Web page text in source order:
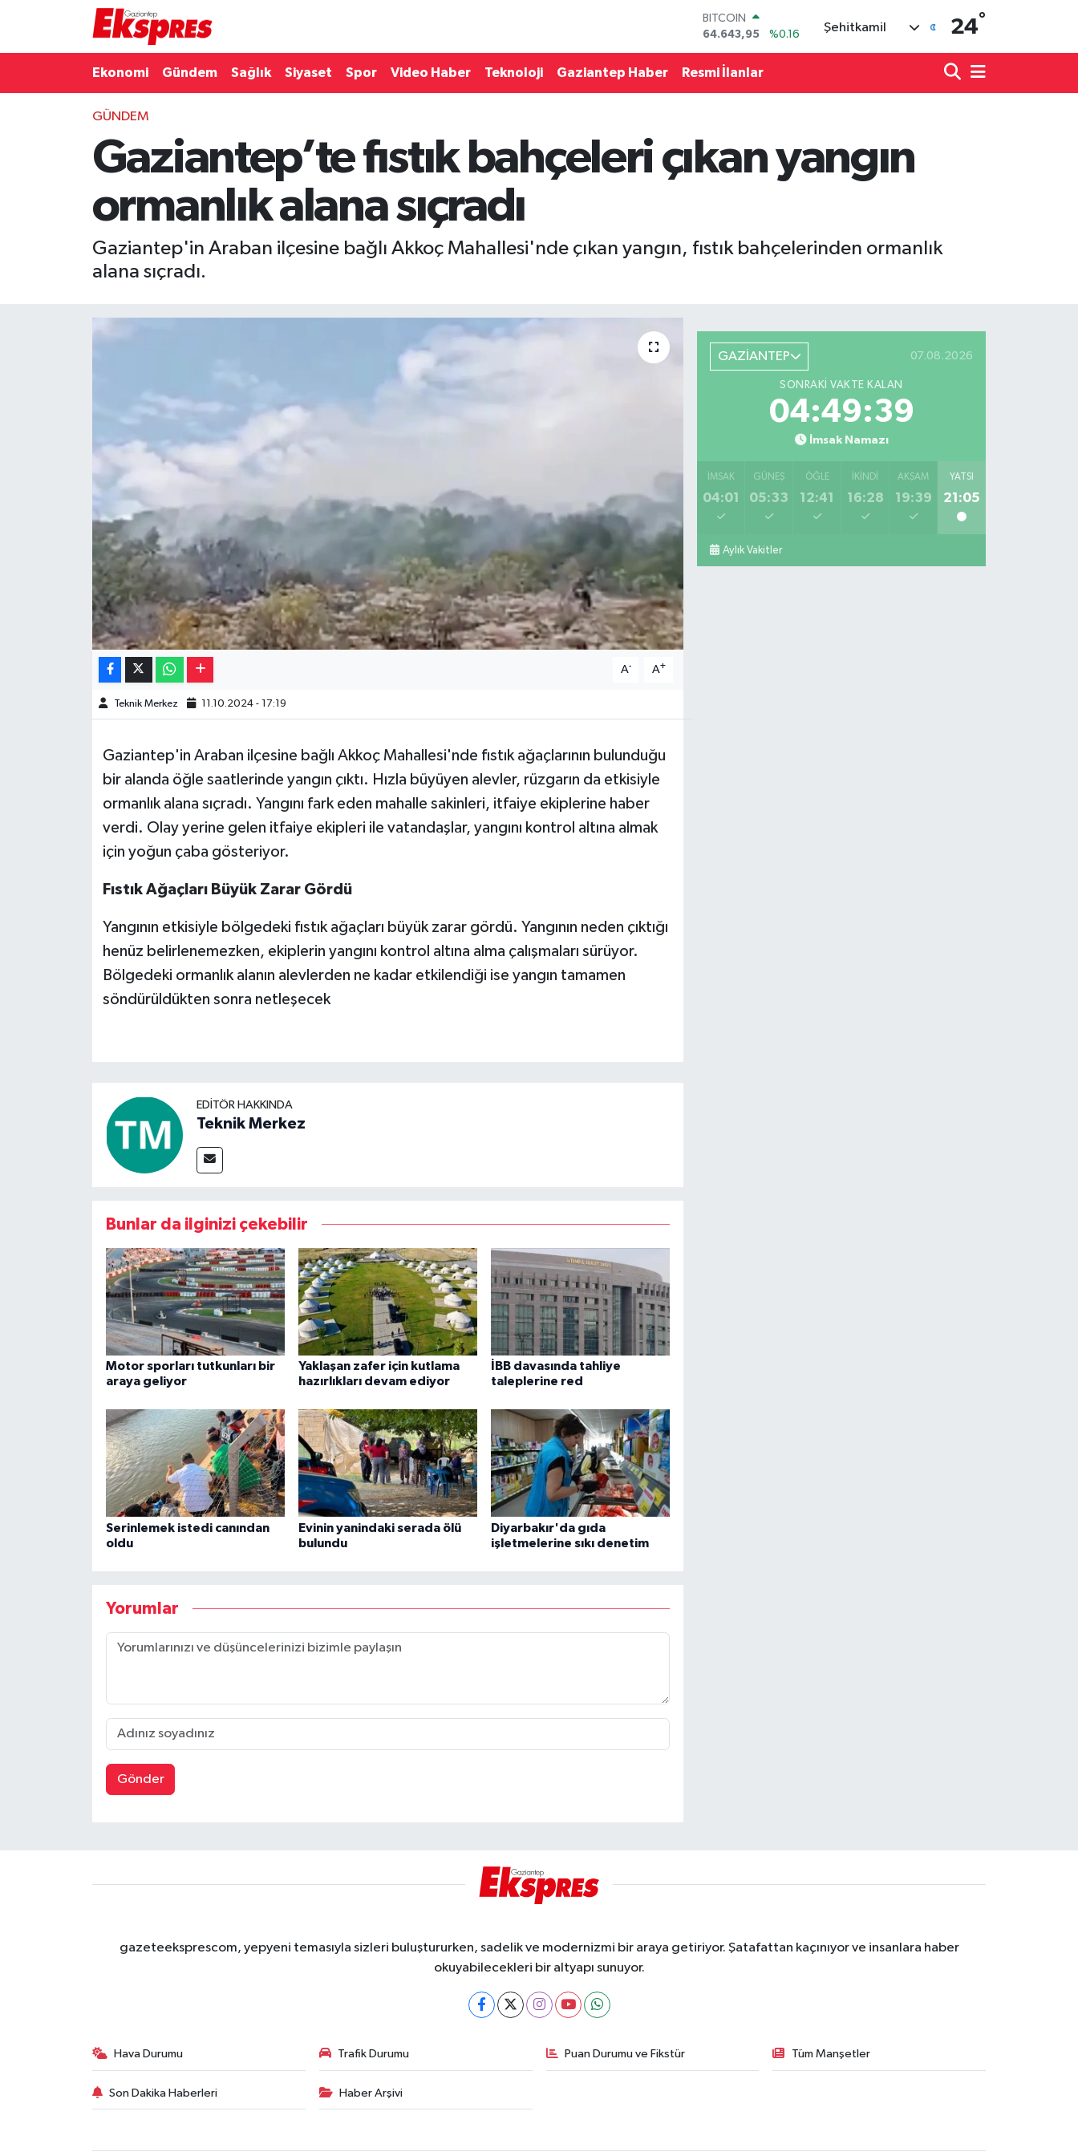
BITCOIN
64.643,95
%0.16
DOLAR
47,6704
GRAM ALTIN
6500.87
%0.12
Şehitkamil 24°
Ekonomi Gündem Sağlık Siyaset Spor Video Haber Teknoloji Gaziantep Haber Resmi İlanlar
GÜNDEM
Gaziantep’te fıstık bahçeleri çıkan yangın
ormanlık alana sıçradı
Gaziantep'in Araban ilçesine bağlı Akkoç Mahallesi'nde çıkan yangın, fıstık bahçelerinden ormanlık
alana sıçradı.
A- A+
Teknik Merkez 11.10.2024 - 17:19
Gaziantep'in Araban ilçesine bağlı Akkoç Mahallesi'nde fıstık ağaçlarının bulunduğu
bir alanda öğle saatlerinde yangın çıktı. Hızla büyüyen alevler, rüzgarın da etkisiyle
ormanlık alana sıçradı. Yangını fark eden mahalle sakinleri, itfaiye ekiplerine haber
verdi. Olay yerine gelen itfaiye ekipleri ile vatandaşlar, yangını kontrol altına almak
için yoğun çaba gösteriyor.
Fıstık Ağaçları Büyük Zarar Gördü
Yangının etkisiyle bölgedeki fıstık ağaçları büyük zarar gördü. Yangının neden çıktığı
henüz belirlenemezken, ekiplerin yangını kontrol altına alma çalışmaları sürüyor.
Bölgedeki ormanlık alanın alevlerden ne kadar etkilendiği ise yangın tamamen
söndürüldükten sonra netleşecek
EDITÖR HAKKINDA
Teknik Merkez
Bunlar da ilginizi çekebilir
Motor sporları tutkunları bir
araya geliyor
Yaklaşan zafer için kutlama
hazırlıkları devam ediyor
İBB davasında tahliye
taleplerine red
Serinlemek istedi canından
oldu
Evinin yanindaki serada ölü
bulundu
Diyarbakır'da gıda
işletmelerine sıkı denetim
Yorumlar
Gönder
GAZİANTEP 07.08.2026
SONRAKI VAKTE KALAN
04:49:38
İmsak Namazı
İMSAK
04:01
GÜNEŞ
05:33
ÖĞLE
12:41
İKINDI
16:28
AKŞAM
19:39
YATSI
21:05
Aylık Vakitler
gazeteeksprescom, yepyeni temasıyla sizleri buluştururken, sadelik ve modernizmi bir araya getiriyor. Şatafattan kaçınıyor ve insanlara haber
okuyabilecekleri bir altyapı sunuyor.
Hava Durumu Trafik Durumu Puan Durumu ve Fikstür Tüm Manşetler
Son Dakika Haberleri Haber Arşivi
Gaziantep son dakika
Gündem
Haberler
Resmi İlanlar
Siyaset
Video Haber
Puan Durumu ve Fikstür
Son Dakika Haberleri
Haber Arşivi